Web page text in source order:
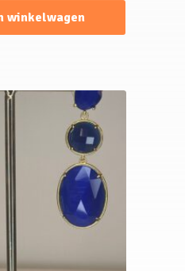
winkelwagen